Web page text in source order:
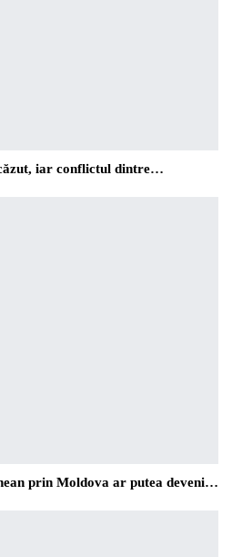
iar conflictul dintre…
prin Moldova ar putea deveni…